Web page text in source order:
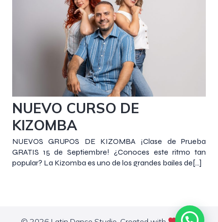
4 septiembre 2019
NUEVO CURSO DE
KIZOMBA
NUEVOS GRUPOS DE KIZOMBA ¡Clase de Prueba
GRATIS 15 de Septiembre! ¿Conoces este ritmo tan
popular? La Kizomba es uno de los grandes bailes de[…]